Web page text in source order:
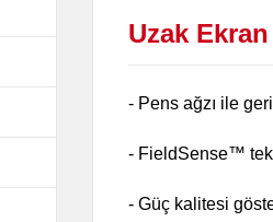
Uzak
- Pens ağzı ile
- FieldSense™
- Güç kalitesi